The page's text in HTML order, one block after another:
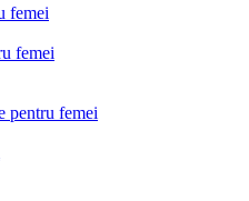
femei
femei
pentru femei